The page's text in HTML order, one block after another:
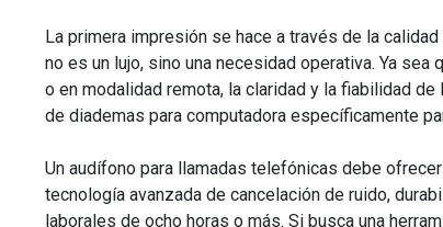
La primera impresión se hace a través de la
no es un lujo, sino una necesidad operativa. Ya
o en modalidad remota, la claridad y la fiabilidad
de diademas para computadora específicamente
Un audífono para llamadas telefónicas debe
tecnología avanzada de cancelación de ruido,
laborales de ocho horas o más. Si busca una